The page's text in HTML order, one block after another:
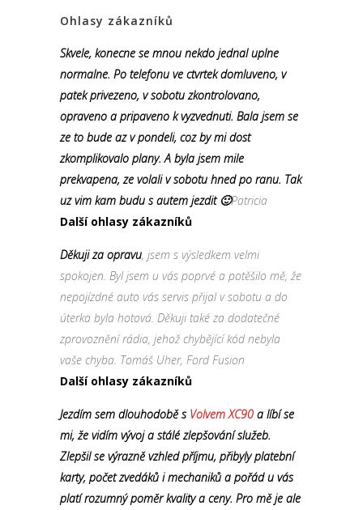
Ohlasy zákazníků
Skvele, konecne se mnou nekdo jednal uplne
normalne. Po telefonu ve ctvrtek domluveno, v
patek privezeno, v sobotu zkontrolovano,
opraveno a pripaveno k vyzvednuti. Bala jsem se
ze to bude az v pondeli, coz by mi dost
zkomplikovalo plany. A byla jsem mile
prekvapena, ze volali v sobotu hned po ranu. Tak
uz vim kam budu s autem jezdit 🙂Patricia
Další ohlasy zákazníků
Děkuji za opravu, jsem s výsledkem velmi
spokojen. Byl jsem u vás poprvé a potěšilo mě, že
nepojízdné auto vás servis přijal v sobotu a do
úterka byla hotová. Děkuji také za dodatečné
zprovoznění rádia, jehož chybějící kód nebyla
vaše chyba. Tomáš Uher, Ford Fusion
Další ohlasy zákazníků
Jezdím sem dlouhodobě s Volvem XC90 a líbí se
mi, že vidím vývoj a stálé zlepšování služeb.
Zlepšil se výrazně vzhled příjmu, přibyly platební
karty, počet zvedáků i mechaniků a pořád u vás
platí rozumný poměr kvality a ceny. Pro mě je ale